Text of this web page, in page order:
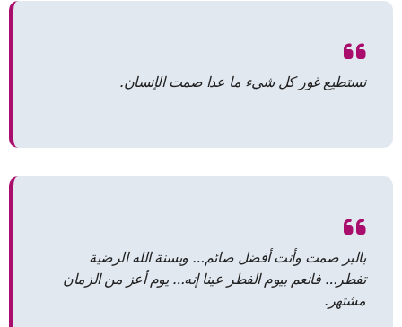
نستطيع غور كل شيء ما عدا صمت الإنسان.
بالبر صمت وأنت أفضل صائم… وبسنة الله الرضية
تفطر… فانعم بيوم الفطر عينا إنه… يوم أعز من الزمان
مشتهر.